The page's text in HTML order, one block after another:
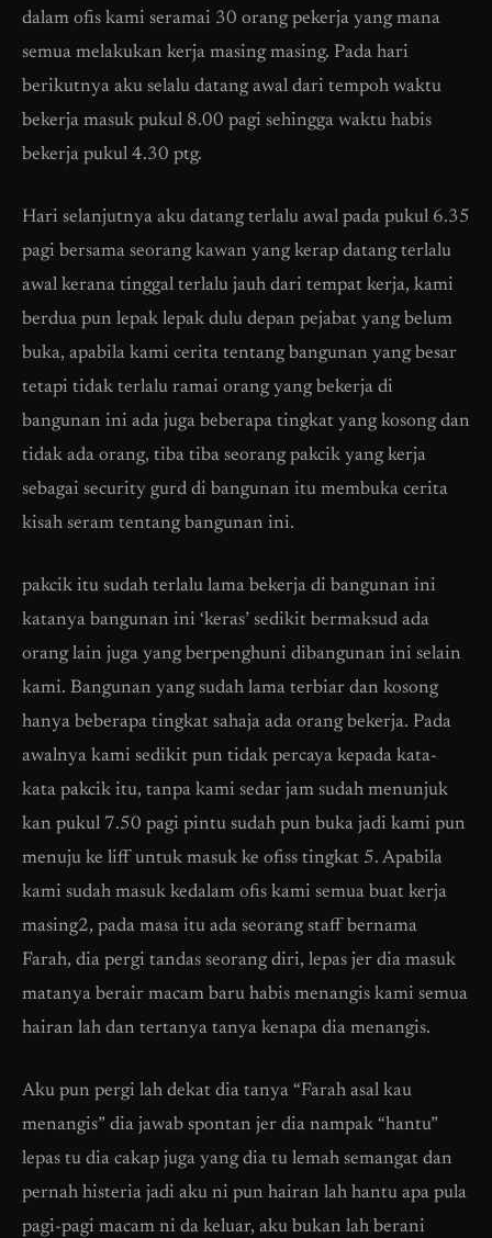
dalam ofis kami seramai 30 orang pekerja yang mana
semua melakukan kerja masing masing. Pada hari
berikutnya aku selalu datang awal dari tempoh waktu
bekerja masuk pukul 8.00 pagi sehingga waktu habis
bekerja pukul 4.30 ptg.
Hari selanjutnya aku datang terlalu awal pada pukul 6.35
pagi bersama seorang kawan yang kerap datang terlalu
awal kerana tinggal terlalu jauh dari tempat kerja, kami
berdua pun lepak lepak dulu depan pejabat yang belum
buka, apabila kami cerita tentang bangunan yang besar
tetapi tidak terlalu ramai orang yang bekerja di
bangunan ini ada juga beberapa tingkat yang kosong dan
tidak ada orang, tiba tiba seorang pakcik yang kerja
sebagai security gurd di bangunan itu membuka cerita
kisah seram tentang bangunan ini.
pakcik itu sudah terlalu lama bekerja di bangunan ini
katanya bangunan ini ‘keras’ sedikit bermaksud ada
orang lain juga yang berpenghuni dibangunan ini selain
kami. Bangunan yang sudah lama terbiar dan kosong
hanya beberapa tingkat sahaja ada orang bekerja. Pada
awalnya kami sedikit pun tidak percaya kepada kata-
kata pakcik itu, tanpa kami sedar jam sudah menunjuk
kan pukul 7.50 pagi pintu sudah pun buka jadi kami pun
menuju ke liff untuk masuk ke ofiss tingkat 5. Apabila
kami sudah masuk kedalam ofis kami semua buat kerja
masing2, pada masa itu ada seorang staff bernama
Farah, dia pergi tandas seorang diri, lepas jer dia masuk
matanya berair macam baru habis menangis kami semua
hairan lah dan tertanya tanya kenapa dia menangis.
Aku pun pergi lah dekat dia tanya “Farah asal kau
menangis” dia jawab spontan jer dia nampak “hantu”
lepas tu dia cakap juga yang dia tu lemah semangat dan
pernah histeria jadi aku ni pun hairan lah hantu apa pula
pagi-pagi macam ni da keluar, aku bukan lah berani